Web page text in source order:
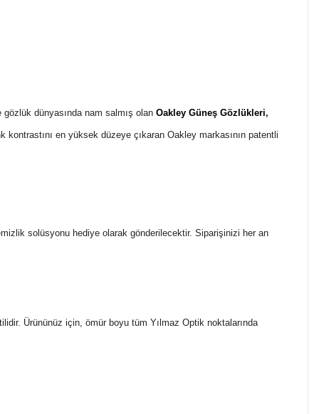
dünyasında nam salmış olan Oakley Güneş Gözlükleri,
kontrastını en yüksek düzeye çıkaran Oakley markasının patentli
solüsyonu hediye olarak gönderilecektir. Siparişinizi her an
Ürününüz için, ömür boyu tüm Yılmaz Optik noktalarında